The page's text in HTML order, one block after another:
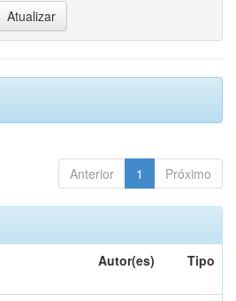
Anterior 1 Próximo
Autor(es) Tipo